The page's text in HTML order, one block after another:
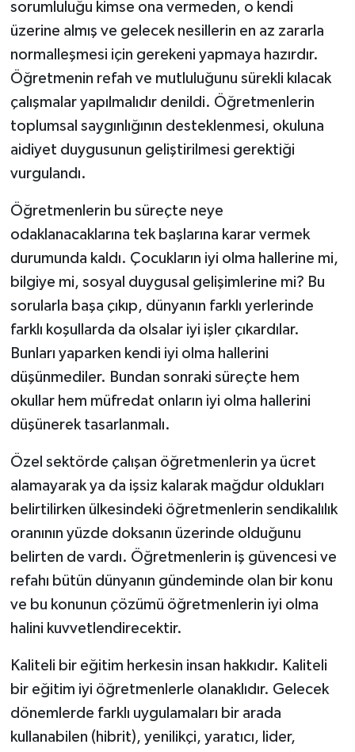
sorumluluğu kimse ona vermeden, o kendi
üzerine almış ve gelecek nesillerin en az zararla
normalleşmesi için gerekeni yapmaya hazırdır.
Öğretmenin refah ve mutluluğunu sürekli kılacak
çalışmalar yapılmalıdır denildi. Öğretmenlerin
toplumsal saygınlığının desteklenmesi, okuluna
aidiyet duygusunun geliştirilmesi gerektiği
vurgulandı.
Öğretmenlerin bu süreçte neye
odaklanacaklarına tek başlarına karar vermek
durumunda kaldı. Çocukların iyi olma hallerine mi,
bilgiye mi, sosyal duygusal gelişimlerine mi? Bu
sorularla başa çıkıp, dünyanın farklı yerlerinde
farklı koşullarda da olsalar iyi işler çıkardılar.
Bunları yaparken kendi iyi olma hallerini
düşünmediler. Bundan sonraki süreçte hem
okullar hem müfredat onların iyi olma hallerini
düşünerek tasarlanmalı.
Özel sektörde çalışan öğretmenlerin ya ücret
alamayarak ya da işsiz kalarak mağdur oldukları
belirtilirken ülkesindeki öğretmenlerin sendikalılık
oranının yüzde doksanın üzerinde olduğunu
belirten de vardı. Öğretmenlerin iş güvencesi ve
refahı bütün dünyanın gündeminde olan bir konu
ve bu konunun çözümü öğretmenlerin iyi olma
halini kuvvetlendirecektir.
Kaliteli bir eğitim herkesin insan hakkıdır. Kaliteli
bir eğitim iyi öğretmenlerle olanaklıdır. Gelecek
dönemlerde farklı uygulamaları bir arada
kullanabilen (hibrit), yenilikçi, yaratıcı, lider,